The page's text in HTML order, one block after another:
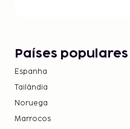
Países populares
Espanha
Tailândia
Noruega
Marrocos